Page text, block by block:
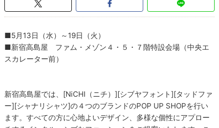
■5月13日（水）～19日（火）
■新宿高島屋 ファム・メゾン４・５・７階特設会場（中央エ
スカレーター前）
新宿高島屋では、[NiCHI（ニチ）][シブヤフォント][タッドファ
ー][シャナリシャツ]の４つのブランドのPOP UP SHOPを行い
ます。すべての方に心地よいデザイン、多様な個性にアプロー